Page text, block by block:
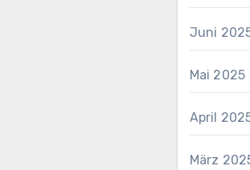
Juni
Mai 2025
April
März